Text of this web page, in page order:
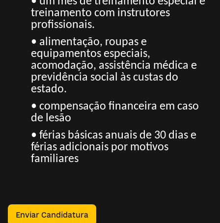
treinamento com instrutores
profissionais.
• alimentação, roupas e
equipamentos especiais,
acomodação, assistência médica e
previdência social às custas do
estado.
• compensação financeira em caso
de lesão
• férias básicas anuais de 30 dias e
férias adicionais por motivos
familiares
Enviar Candidatura